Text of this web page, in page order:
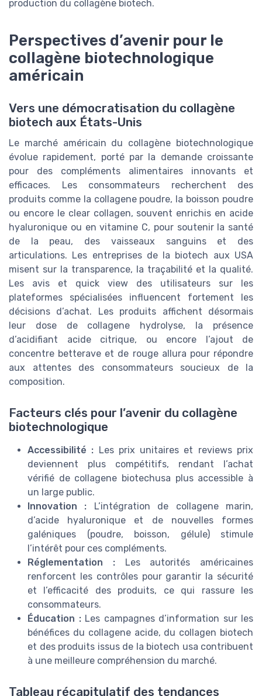
production du collagène biotech.
Perspectives d’avenir pour le
collagène biotechnologique
américain
Vers une démocratisation du collagène
biotech aux États-Unis
Le marché américain du collagène biotechnologique
évolue rapidement, porté par la demande croissante
pour des compléments alimentaires innovants et
efficaces. Les consommateurs recherchent des
produits comme la collagene poudre, la boisson poudre
ou encore le clear collagen, souvent enrichis en acide
hyaluronique ou en vitamine C, pour soutenir la santé
de la peau, des vaisseaux sanguins et des
articulations. Les entreprises de la biotech aux USA
misent sur la transparence, la traçabilité et la qualité.
Les avis et quick view des utilisateurs sur les
plateformes spécialisées influencent fortement les
décisions d’achat. Les produits affichent désormais
leur dose de collagene hydrolyse, la présence
d’acidifiant acide citrique, ou encore l’ajout de
concentre betterave et de rouge allura pour répondre
aux attentes des consommateurs soucieux de la
composition.
Facteurs clés pour l’avenir du collagène
biotechnologique
Accessibilité : Les prix unitaires et reviews prix
deviennent plus compétitifs, rendant l’achat
vérifié de collagene biotechusa plus accessible à
un large public.
Innovation : L’intégration de collagene marin,
d’acide hyaluronique et de nouvelles formes
galéniques (poudre, boisson, gélule) stimule
l’intérêt pour ces compléments.
Réglementation :Les autorités américaines
renforcent les contrôles pour garantir la sécurité
et l’efficacité des produits, ce qui rassure les
consommateurs.
Éducation :Les campagnes d’information sur les
bénéfices du collagene acide, du collagen biotech
et des produits issus de la biotech usa contribuent
à une meilleure compréhension du marché.
Tableau récapitulatif des tendances